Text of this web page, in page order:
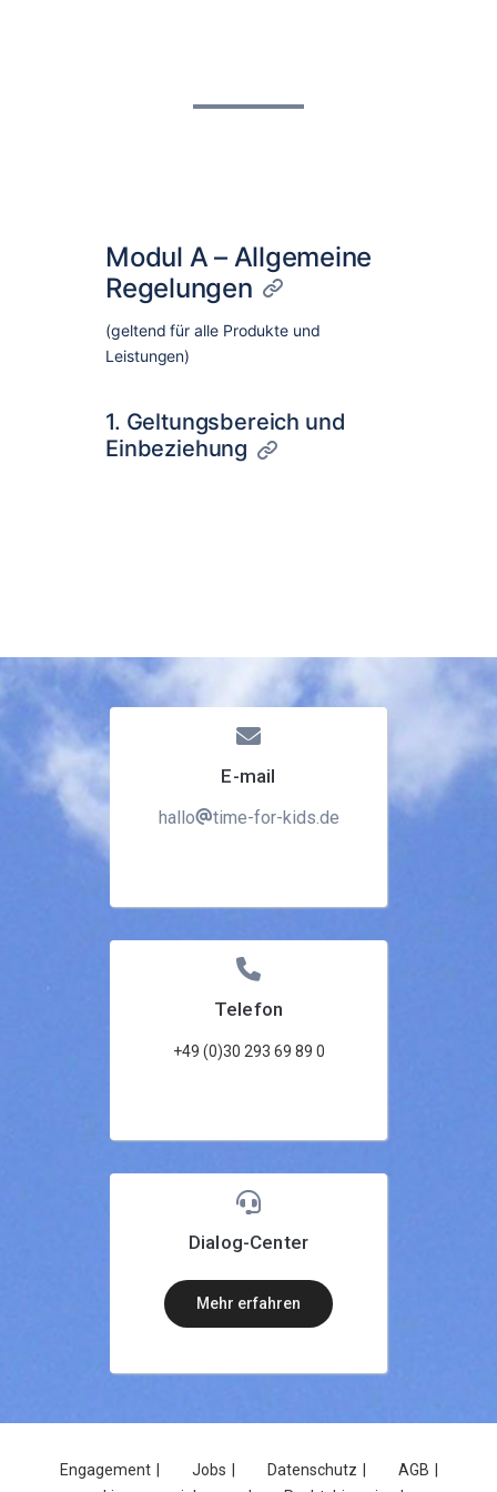
E-mail
hallo time-for-kids.de
Telefon
+49 (0)30 293 69 89 0
Dialog-Center
mehr erfahren
Engagement Jobs Datenschutz
AGB